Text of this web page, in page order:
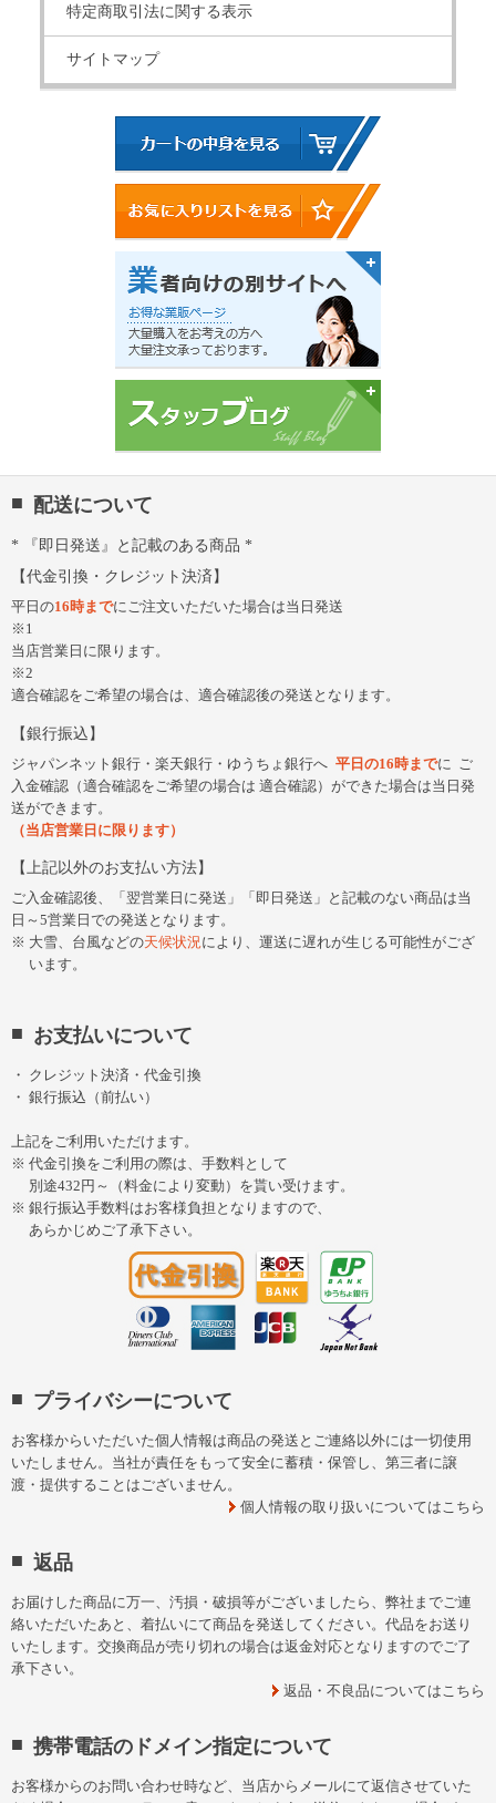
特定商取引法に関する表示
サイトマップ
配送について
『即日発送』と記載のある商品
代金引換・クレジット決済
平日の16時までにご注文いただいた場合は当日発送
※1
当店営業日に限ります。
※2
適合確認をご希望の場合は、適合確認後の発送となります。
銀行振込
ジャパンネット銀行・楽天銀行・ゆうちょ銀行へ 平日の16時までに
ご
入金確認（適合確認をご希望の場合は 適合確認）ができた場合は当日発
送ができます。
（当店営業日に限ります）
上記以外のお支払い方法
ご入金確認後、「翌営業日に発送」「即日発送」と記載のない商品は当
日～5営業日での発送となります。
大雪、台風などの天候状況により、運送に遅れが生じる可能性がござ
います。
お支払いについて
クレジット決済・代金引換
銀行振込（前払い）
上記をご利用いただけます。
代金引換をご利用の際は、手数料として
別途432円～（料金により変動）を貰い受けます。
銀行振込手数料はお客様負担となりますので、
あらかじめご了承下さい。
プライバシーについて
お客様からいただいた個人情報は商品の発送とご連絡以外には一切使用
いたしません。当社が責任をもって安全に蓄積・保管し、第三者に譲
渡・提供することはございません。
個人情報の取り扱いについてはこちら
返品
お届けした商品に万一、汚損・破損等がございましたら、弊社までご連
絡いただいたあと、着払いにて商品を発送してください。代品をお送り
いたします。交換商品が売り切れの場合は返金対応となりますのでご了
承下さい。
返品・不良品についてはこちら
携帯電話のドメイン指定について
お客様からのお問い合わせ時など、当店からメールにて返信させていた